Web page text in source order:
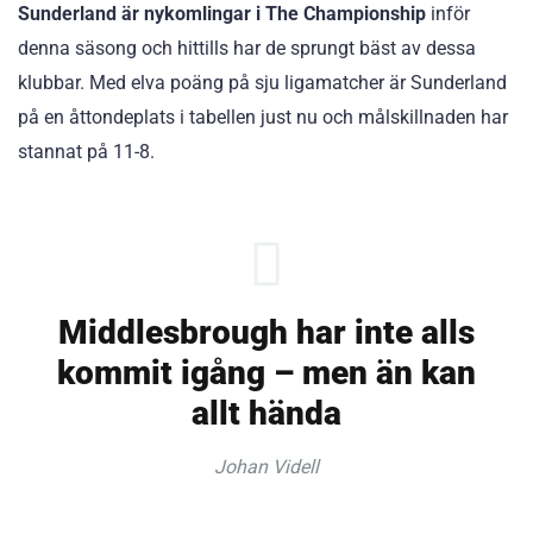
Sunderland är nykomlingar i The Championship inför
denna säsong och hittills har de sprungt bäst av dessa
klubbar. Med elva poäng på sju ligamatcher är Sunderland
på en åttondeplats i tabellen just nu och målskillnaden har
stannat på 11-8.
Middlesbrough har inte alls
kommit igång – men än kan
allt hända
Johan Videll